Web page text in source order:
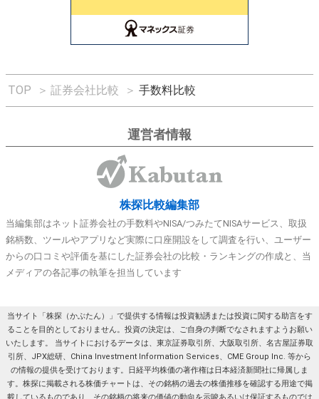
TOP ＞ 証券会社比較 ＞ 手数料比較
運営者情報
株探比較編集部
当編集部はネット証券会社の手数料やNISA/つみたてNISAサービス、取扱
銘柄数、ツールやアプリなど実際に口座開設をして調査を行い、ユーザー
からの口コミや評価を基にした証券会社の比較・ランキングの作成と、当
メディアの各記事の執筆を担当しています
当サイト「株探（かぶたん）」で提供する情報は投資勧誘または投資に関する助言をす
ることを目的としておりません。投資の決定は、ご自身の判断でなされますようお願い
いたします。 当サイトにおけるデータは、東京証券取引所、大阪取引所、名古屋証券取
引所、JPX総研、China Investment Information Services、CME Group Inc. 等から
の情報の提供を受けております。日経平均株価の著作権は日本経済新聞社に帰属しま
す。株探に掲載される株価チャートは、その銘柄の過去の株価推移を確認する用途で掲